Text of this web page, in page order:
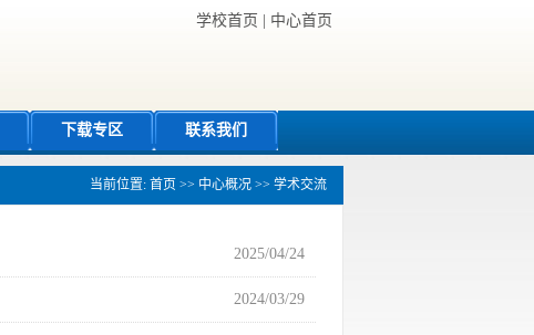
学校首页 中心首页
下载专区 联系我们
当前位置: 首页 >> 中心概况 >> 学术交流
2025/04/24
2024/03/29